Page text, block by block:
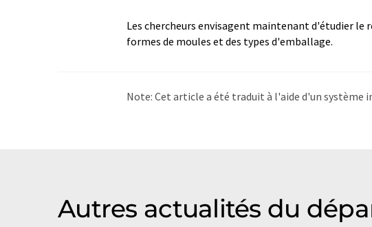
Les chercheurs envisagent maintenant d'étudier le
formes de moules et des types d'emballage.
Note: Cet article a été traduit à l'aide d'un
Autres actualités du